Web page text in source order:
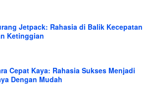
Jetpack: Rahasia di Balik Kecepatan
Ketinggian
Cepat Kaya: Rahasia Sukses Menjadi
Dengan Mudah